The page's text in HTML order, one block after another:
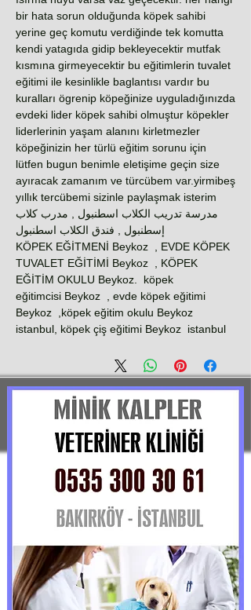
bir hata sorun olduğunda köpek sahibi
yerine geç komutu verdiğinde tek komutta
kendi yatagıda gidip bekleyecektir mutfak
kısmına girmeyecektir bu eğitimlerin tuvalet
eğitimi ile kesinlikle baglantısı vardır bu
kuralları ögrenip köpeğinize uyguladığınızda
evdeki lider köpek sahibi olmuştur köpekler
liderlerinin yaşam alanını kirletmezler
köpeğinizin her türlü eğitim sorunu için
lütfen bugun benimle eletişime geçin size
ayıracak zamanım ve türcübem var.yirmibeş
yıllık tercübemi sizinle paylaşmak isterim
مدرسة تدريب الكلاب اسطنبول , مدرب كلاب
إسطنبول , فندق الكلاب اسطنبول
KÖPEK EĞİTMENİ Beykoz , EVDE KÖPEK
TUVALET EĞİTİMİ Beykoz , KÖPEK
EĞİTİM OKULU Beykoz. köpek
eğitimcisi Beykoz , evde köpek eğitimi
Beykoz ,köpek eğitim okulu Beykoz
istanbul, köpek çiş eğitimi Beykoz istanbul